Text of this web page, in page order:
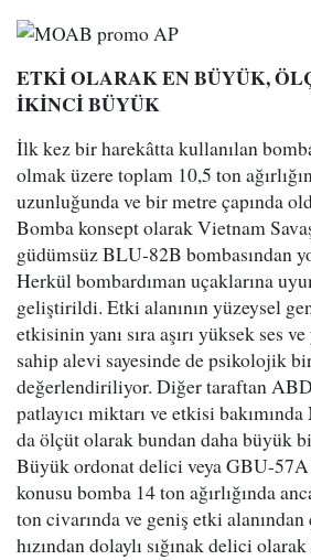
ETKİ OLARAK EN BÜYÜK,
İKİNCİ BÜYÜK
İlk kez bir harekâtta kullanılan
olmak üzere toplam 10,5 ton
uzunluğunda ve bir metre çapında
Bomba konsept olarak Vietnam
güdümsüz BLU-82B bombasından
Herkül bombardıman uçaklarına
geliştirildi. Etki alanının yüzeysel
etkisinin yanı sıra aşırı yüksek ses
sahip alevi sayesinde de psikolojik
değerlendiriliyor. Diğer taraftan
patlayıcı miktarı ve etkisi
da ölçüt olarak bundan daha büyük
Büyük ordonat delici veya GBU-
konusu bomba 14 ton ağırlığında
ton civarında ve geniş etki alanından
hızından dolaylı sığınak delici